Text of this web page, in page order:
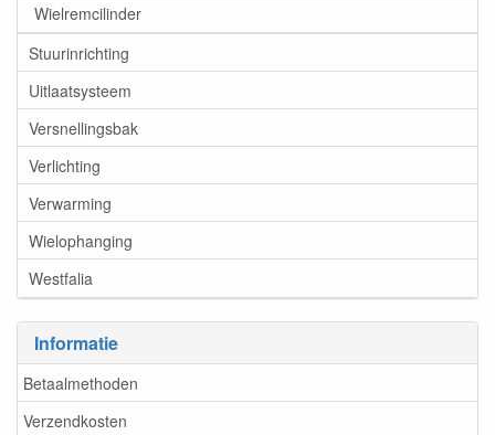
Wielremcilinder
Stuurinrichting
Uitlaatsysteem
Versnellingsbak
Verlichting
Verwarming
Wielophanging
Westfalia
Informatie
Betaalmethoden
Verzendkosten